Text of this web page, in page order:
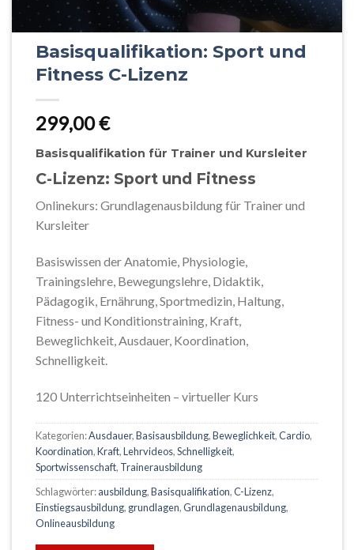
Basisqualifikation: Sport und
Fitness C-Lizenz
299,00€
Basisqualifikation für Trainer und Kursleiter
C-Lizenz: Sport und Fitness
Onlinekurs: Grundlagenausbildung für Trainer und
Kursleiter
Basiswissen der Anatomie, Physiologie,
Trainingslehre, Bewegungslehre, Didaktik,
Pädagogik, Ernährung, Sportmedizin, Haltung,
Fitness- und Konditionstraining, Kraft,
Beweglichkeit, Ausdauer, Koordination,
Schnelligkeit.
120 Unterrichtseinheiten – virtueller Kurs
Kategorien:Ausdauer,Basisausbildung,Beweglichkeit,Cardio,
Koordination,Kraft,Lehrvideos,Schnelligkeit,
Sportwissenschaft, Trainerausbildung
Schlagwörter:ausbildung,Basisqualifikation,C-Lizenz,
Einstiegsausbildung, grundlagen,Grundlagenausbildung,
Onlineausbildung